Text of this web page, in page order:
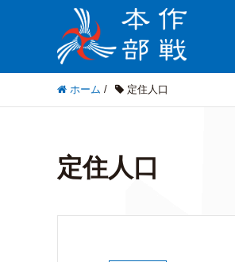
ホーム / 定住人口
定住人口